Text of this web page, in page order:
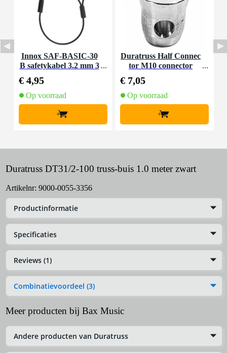
Innox SAF-BASIC-30
B safetykabel 3.2 mm 3
€ 4,95
Op voorraad
+
Duratruss Half Connec
tor M10 connector
€ 7,05
Op voorraad
+
Duratruss DT31/2-100 truss-buis 1.0 meter zwart
Artikelnr: 9000-0055-3356
Productinformatie
Specificaties
Reviews (1)
Combinatievoordeel (3)
Meer producten bij Bax Music
Andere producten van Duratruss